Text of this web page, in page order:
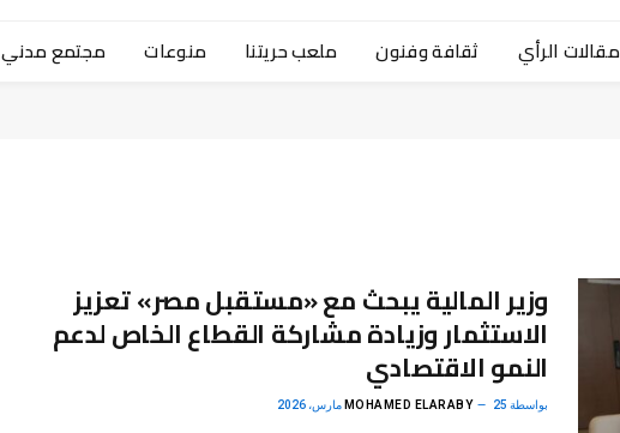
مقالات الرأي ثقافة وفنون ملعب حريتنا منوعات مجتمع مدني
وزير المالية يبحث مع «مستقبل مصر» تعزيز
الاستثمار وزيادة مشاركة القطاع الخاص لدعم
النمو الاقتصادي
بواسطة MOHAMED ELARABY 25 مارس، 2026